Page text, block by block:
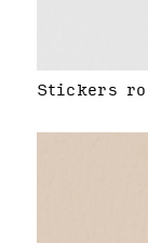
Stickers